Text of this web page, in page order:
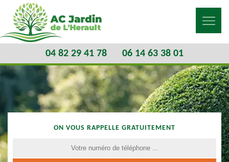
04 82 29 41 78 06 14 63 38 01
ON VOUS RAPPELLE GRATUITEMENT